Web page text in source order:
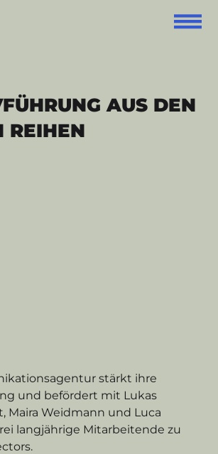
AUS DEN
REIHEN
stärkt ihre
und befördert mit Lukas
Maira Weidmann und Luca
langjährige Mitarbeitende zu